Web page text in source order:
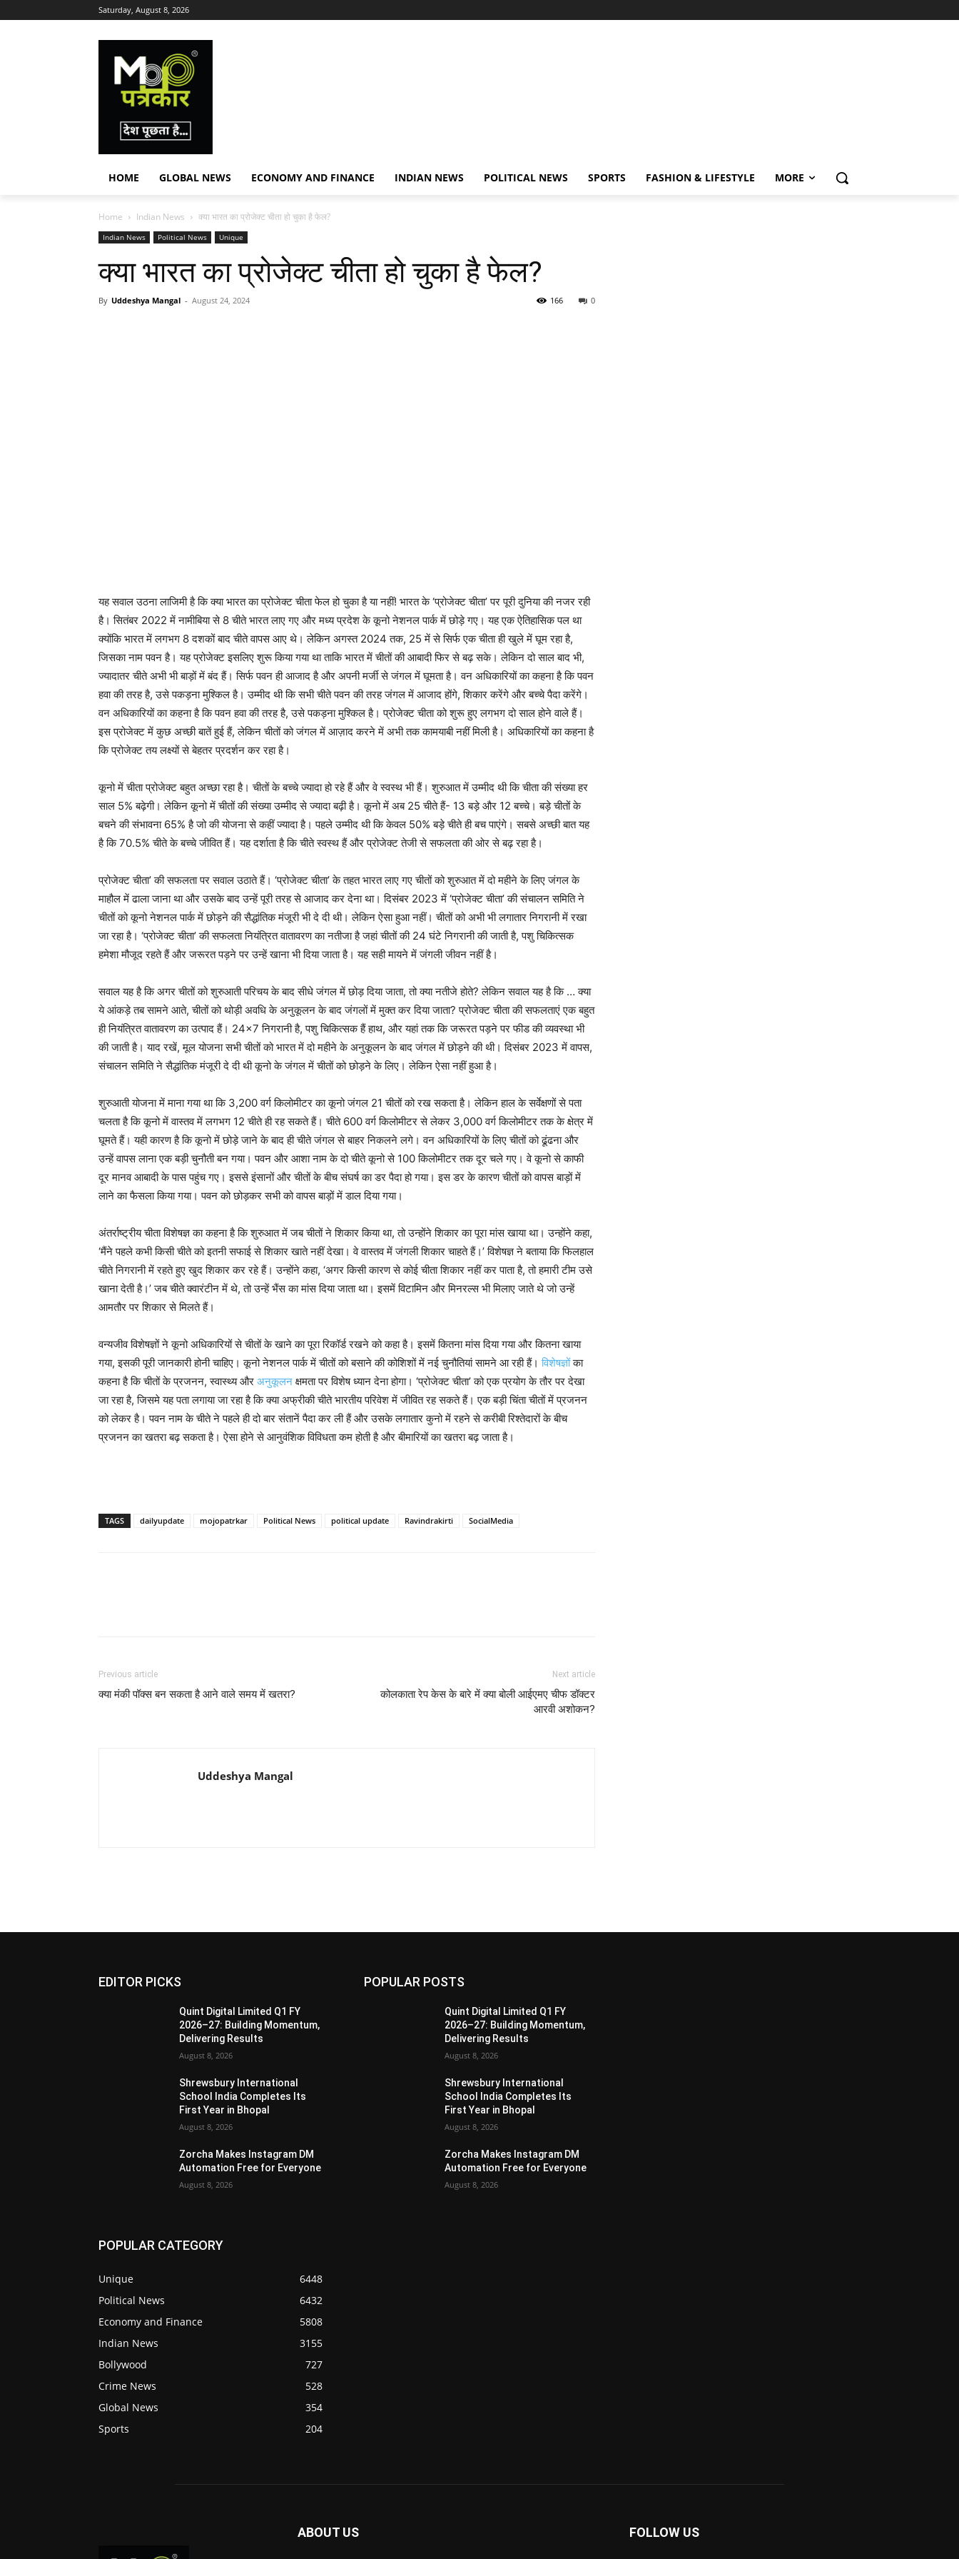
Saturday, August 8, 2026
HOME GLOBAL NEWS ECONOMY AND FINANCE INDIAN NEWS POLITICAL NEWS SPORTS FASHION & LIFESTYLE MORE
Home Indian News क्या भारत का प्रोजेक्ट चीता हो चुका है फेल?
Indian News Political News Unique
क्या भारत का प्रोजेक्ट चीता हो चुका है फेल?
By Uddeshya Mangal - August 24, 2024 0
166
यह सवाल उठना लाजिमी है कि क्या भारत का प्रोजेक्ट चीता फेल हो चुका है या नहीं! भारत के ‘प्रोजेक्ट चीता’ पर पूरी दुनिया की नजर रही
है। सितंबर 2022 में नामीबिया से 8 चीते भारत लाए गए और मध्य प्रदेश के कूनो नेशनल पार्क में छोड़े गए। यह एक ऐतिहासिक पल था
क्योंकि भारत में लगभग 8 दशकों बाद चीते वापस आए थे। लेकिन अगस्त 2024 तक, 25 में से सिर्फ एक चीता ही खुले में घूम रहा है,
जिसका नाम पवन है। यह प्रोजेक्ट इसलिए शुरू किया गया था ताकि भारत में चीतों की आबादी फिर से बढ़ सके। लेकिन दो साल बाद भी,
ज्यादातर चीते अभी भी बाड़ों में बंद हैं। सिर्फ पवन ही आजाद है और अपनी मर्जी से जंगल में घूमता है। वन अधिकारियों का कहना है कि पवन
हवा की तरह है, उसे पकड़ना मुश्किल है। उम्मीद थी कि सभी चीते पवन की तरह जंगल में आजाद होंगे, शिकार करेंगे और बच्चे पैदा करेंगे।
वन अधिकारियों का कहना है कि पवन हवा की तरह है, उसे पकड़ना मुश्किल है। प्रोजेक्ट चीता को शुरू हुए लगभग दो साल होने वाले हैं।
इस प्रोजेक्ट में कुछ अच्छी बातें हुई हैं, लेकिन चीतों को जंगल में आज़ाद करने में अभी तक कामयाबी नहीं मिली है। अधिकारियों का कहना है
कि प्रोजेक्ट तय लक्ष्यों से बेहतर प्रदर्शन कर रहा है।
कूनो में चीता प्रोजेक्ट बहुत अच्छा रहा है। चीतों के बच्चे ज्यादा हो रहे हैं और वे स्वस्थ भी हैं। शुरुआत में उम्मीद थी कि चीता की संख्या हर
साल 5% बढ़ेगी। लेकिन कूनो में चीतों की संख्या उम्मीद से ज्यादा बढ़ी है। कूनो में अब 25 चीते हैं- 13 बड़े और 12 बच्चे। बड़े चीतों के
बचने की संभावना 65% है जो की योजना से कहीं ज्यादा है। पहले उम्मीद थी कि केवल 50% बड़े चीते ही बच पाएंगे। सबसे अच्छी बात यह
है कि 70.5% चीते के बच्चे जीवित हैं। यह दर्शाता है कि चीते स्वस्थ हैं और प्रोजेक्ट तेजी से सफलता की ओर से बढ़ रहा है।
प्रोजेक्ट चीता’ की सफलता पर सवाल उठाते हैं। ‘प्रोजेक्ट चीता’ के तहत भारत लाए गए चीतों को शुरुआत में दो महीने के लिए जंगल के
माहौल में ढाला जाना था और उसके बाद उन्हें पूरी तरह से आजाद कर देना था। दिसंबर 2023 में ‘प्रोजेक्ट चीता’ की संचालन समिति ने
चीतों को कूनो नेशनल पार्क में छोड़ने की सैद्धांतिक मंजूरी भी दे दी थी। लेकिन ऐसा हुआ नहीं। चीतों को अभी भी लगातार निगरानी में रखा
जा रहा है। ‘प्रोजेक्ट चीता’ की सफलता नियंत्रित वातावरण का नतीजा है जहां चीतों की 24 घंटे निगरानी की जाती है, पशु चिकित्सक
हमेशा मौजूद रहते हैं और जरूरत पड़ने पर उन्हें खाना भी दिया जाता है। यह सही मायने में जंगली जीवन नहीं है।
सवाल यह है कि अगर चीतों को शुरुआती परिचय के बाद सीधे जंगल में छोड़ दिया जाता, तो क्या नतीजे होते? लेकिन सवाल यह है कि … क्या
ये आंकड़े तब सामने आते, चीतों को थोड़ी अवधि के अनुकूलन के बाद जंगलों में मुक्त कर दिया जाता? प्रोजेक्ट चीता की सफलताएं एक बहुत
ही नियंत्रित वातावरण का उत्पाद हैं। 24×7 निगरानी है, पशु चिकित्सक हैं हाथ, और यहां तक कि जरूरत पड़ने पर फीड की व्यवस्था भी
की जाती है। याद रखें, मूल योजना सभी चीतों को भारत में दो महीने के अनुकूलन के बाद जंगल में छोड़ने की थी। दिसंबर 2023 में वापस,
संचालन समिति ने सैद्धांतिक मंजूरी दे दी थी कूनो के जंगल में चीतों को छोड़ने के लिए। लेकिन ऐसा नहीं हुआ है।
शुरुआती योजना में माना गया था कि 3,200 वर्ग किलोमीटर का कूनो जंगल 21 चीतों को रख सकता है। लेकिन हाल के सर्वेक्षणों से पता
चलता है कि कूनो में वास्तव में लगभग 12 चीते ही रह सकते हैं। चीते 600 वर्ग किलोमीटर से लेकर 3,000 वर्ग किलोमीटर तक के क्षेत्र में
घूमते हैं। यही कारण है कि कूनो में छोड़े जाने के बाद ही चीते जंगल से बाहर निकलने लगे। वन अधिकारियों के लिए चीतों को ढूंढना और
उन्हें वापस लाना एक बड़ी चुनौती बन गया। पवन और आशा नाम के दो चीते कूनो से 100 किलोमीटर तक दूर चले गए। वे कूनो से काफी
दूर मानव आबादी के पास पहुंच गए। इससे इंसानों और चीतों के बीच संघर्ष का डर पैदा हो गया। इस डर के कारण चीतों को वापस बाड़ों में
लाने का फैसला किया गया। पवन को छोड़कर सभी को वापस बाड़ों में डाल दिया गया।
अंतर्राष्ट्रीय चीता विशेषज्ञ का कहना है कि शुरुआत में जब चीतों ने शिकार किया था, तो उन्होंने शिकार का पूरा मांस खाया था। उन्होंने कहा,
‘मैंने पहले कभी किसी चीते को इतनी सफाई से शिकार खाते नहीं देखा। वे वास्तव में जंगली शिकार चाहते हैं।’ विशेषज्ञ ने बताया कि फिलहाल
चीते निगरानी में रहते हुए खुद शिकार कर रहे हैं। उन्होंने कहा, ‘अगर किसी कारण से कोई चीता शिकार नहीं कर पाता है, तो हमारी टीम उसे
खाना देती है।’ जब चीते क्वारंटीन में थे, तो उन्हें भैंस का मांस दिया जाता था। इसमें विटामिन और मिनरल्स भी मिलाए जाते थे जो उन्हें
आमतौर पर शिकार से मिलते हैं।
वन्यजीव विशेषज्ञों ने कूनो अधिकारियों से चीतों के खाने का पूरा रिकॉर्ड रखने को कहा है। इसमें कितना मांस दिया गया और कितना खाया
गया, इसकी पूरी जानकारी होनी चाहिए। कूनो नेशनल पार्क में चीतों को बसाने की कोशिशों में नई चुनौतियां सामने आ रही हैं।विशेषज्ञोंका
कहना है कि चीतों के प्रजनन, स्वास्थ्य और अनुकूलन क्षमता पर विशेष ध्यान देना होगा। ‘प्रोजेक्ट चीता’ को एक प्रयोग के तौर पर देखा
जा रहा है, जिसमे यह पता लगाया जा रहा है कि क्या अफ्रीकी चीते भारतीय परिवेश में जीवित रह सकते हैं। एक बड़ी चिंता चीतों में प्रजनन
को लेकर है। पवन नाम के चीते ने पहले ही दो बार संतानें पैदा कर ली हैं और उसके लगातार कुनो में रहने से करीबी रिश्तेदारों के बीच
प्रजनन का खतरा बढ़ सकता है। ऐसा होने से आनुवंशिक विविधता कम होती है और बीमारियों का खतरा बढ़ जाता है।
TAGS dailyupdate mojopatrkar Political News political update Ravindrakirti SocialMedia
Previous article
क्या मंकी पॉक्स बन सकता है आने वाले समय में खतरा?
Next article
कोलकाता रेप केस के बारे में क्या बोली आईएमए चीफ डॉक्टर
आरवी अशोकन?
Uddeshya Mangal
EDITOR PICKS
Quint Digital Limited Q1 FY
2026–27: Building Momentum,
Delivering Results
August 8, 2026
Shrewsbury International
School India Completes Its
First Year in Bhopal
August 8, 2026
Zorcha Makes Instagram DM
Automation Free for Everyone
August 8, 2026
POPULAR POSTS
Quint Digital Limited Q1 FY
2026–27: Building Momentum,
Delivering Results
August 8, 2026
Shrewsbury International
School India Completes Its
First Year in Bhopal
August 8, 2026
Zorcha Makes Instagram DM
Automation Free for Everyone
August 8, 2026
POPULAR CATEGORY
Unique
6448
Political News
6432
Economy and Finance
5808
Indian News
3155
Bollywood
727
Crime News
528
Global News
354
Sports
204
ABOUT US FOLLOW US